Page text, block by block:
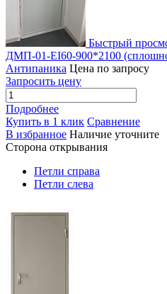
Быстрый
ДМП-01-EI60-900*2100
Антипаника Цена по запросу
Запросить цену
Подробнее
Купить в 1 клик Сравнение
В избранное Наличие уточните
Сторона открывания
Петли справа
Петли слева